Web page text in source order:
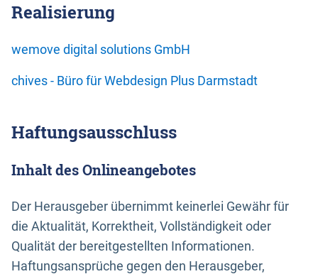
Realisierung
wemove digital solutions GmbH
chives - Büro für Webdesign Plus Darmstadt
Haftungsausschluss
Inhalt des Onlineangebotes
Der Herausgeber übernimmt keinerlei Gewähr für
die Aktualität, Korrektheit, Vollständigkeit oder
Qualität der bereitgestellten Informationen.
Haftungsansprüche gegen den Herausgeber,